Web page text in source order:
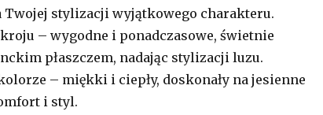
Twojej stylizacji wyjątkowego charakteru.
– wygodne i ponadczasowe, świetnie
płaszczem, nadając stylizacji luzu.
– miękki i ciepły, doskonały na jesienne
i styl.